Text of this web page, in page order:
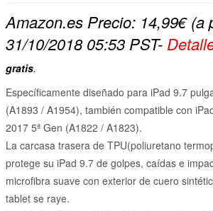
Amazon.es Precio: 14,99€(a
31/10/2018 05:53 PST-
gratis.
Específicamente diseñado para iPad 9.7
(A1893 / A1954), también compatible con
2017 5ª Gen (A1822 / A1823).
La carcasa trasera de TPU(poliuretano
protege su iPad 9.7 de golpes, caídas e
microfibra suave con exterior de cuero
tablet se raye.